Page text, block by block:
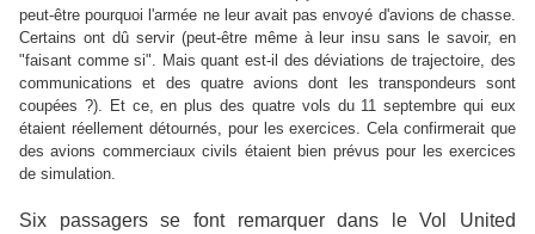
peut-être pourquoi l'armée ne leur avait pas envoyé d'avions de chasse.
Certains ont dû servir (peut-être même à leur insu sans le savoir, en
"faisant comme si". Mais quant est-il des déviations de trajectoire, des
communications et des quatre avions dont les transpondeurs sont
coupées ?). Et ce, en plus des quatre vols du 11 septembre qui eux
étaient réellement détournés, pour les exercices. Cela confirmerait que
des avions commerciaux civils étaient bien prévus pour les exercices
de simulation.
Six passagers se font remarquer dans le Vol United